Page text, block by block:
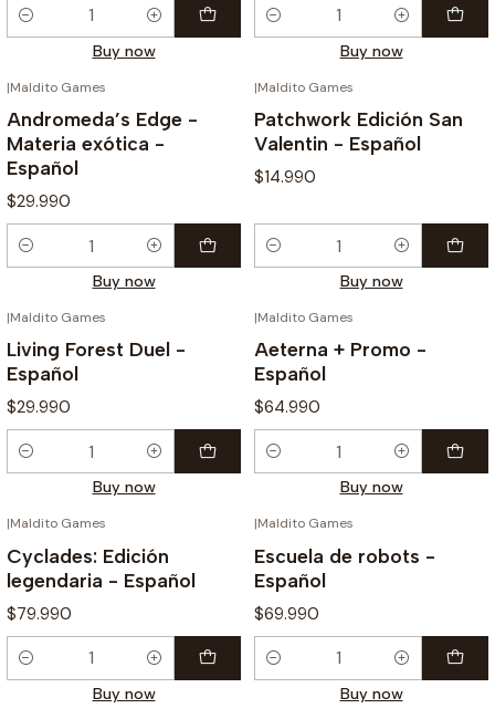
Quantity
Buy now
Quantity
Buy now
|Maldito Games
Andromeda’s Edge -
Materia exótica -
Español
$29.990
Quantity
Buy now
|Maldito Games
Patchwork Edición San
Valentin - Español
$14.990
Quantity
Buy now
|Maldito Games
Living Forest Duel -
Español
$29.990
Quantity
Buy now
|Maldito Games
Aeterna + Promo -
Español
$64.990
Quantity
Buy now
|Maldito Games
Cyclades: Edición
legendaria - Español
$79.990
Quantity
Buy now
|Maldito Games
Escuela de robots -
Español
$69.990
Quantity
Buy now